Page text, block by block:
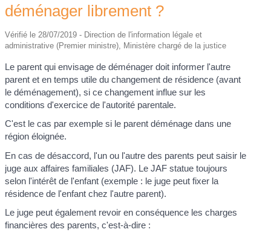
déménager librement ?
Vérifié le 28/07/2019 - Direction de l'information légale et
administrative (Premier ministre), Ministère chargé de la justice
Le parent qui envisage de déménager doit informer l'autre
parent et en temps utile du changement de résidence (avant
le déménagement), si ce changement influe sur les
conditions d'exercice de l'autorité parentale.
C'est le cas par exemple si le parent déménage dans une
région éloignée.
En cas de désaccord, l'un ou l'autre des parents peut saisir le
juge aux affaires familiales (JAF). Le JAF statue toujours
selon l'intérêt de l'enfant (exemple : le juge peut fixer la
résidence de l'enfant chez l'autre parent).
Le juge peut également revoir en conséquence les charges
financières des parents, c'est-à-dire :